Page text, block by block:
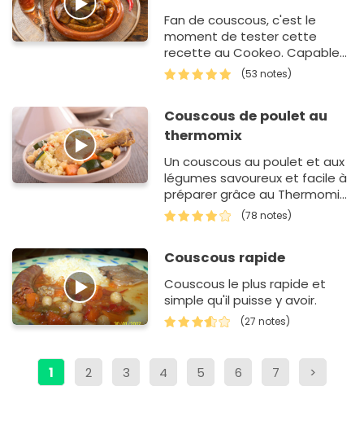
Fan de couscous, c'est le
moment de tester cette
recette au Cookeo. Capable
de remplacer plusieurs
appareils, cette machine rend
(53 notes)
Couscous de poulet au
thermomix
Un couscous au poulet et aux
légumes savoureux et facile à
préparer grâce au Thermomix.
C'est un plat complet à
partager qui va pl…
(78 notes)
Couscous rapide
Couscous le plus rapide et
simple qu'il puisse y avoir.
(27 notes)
1 2 3 4 5 6 7 >